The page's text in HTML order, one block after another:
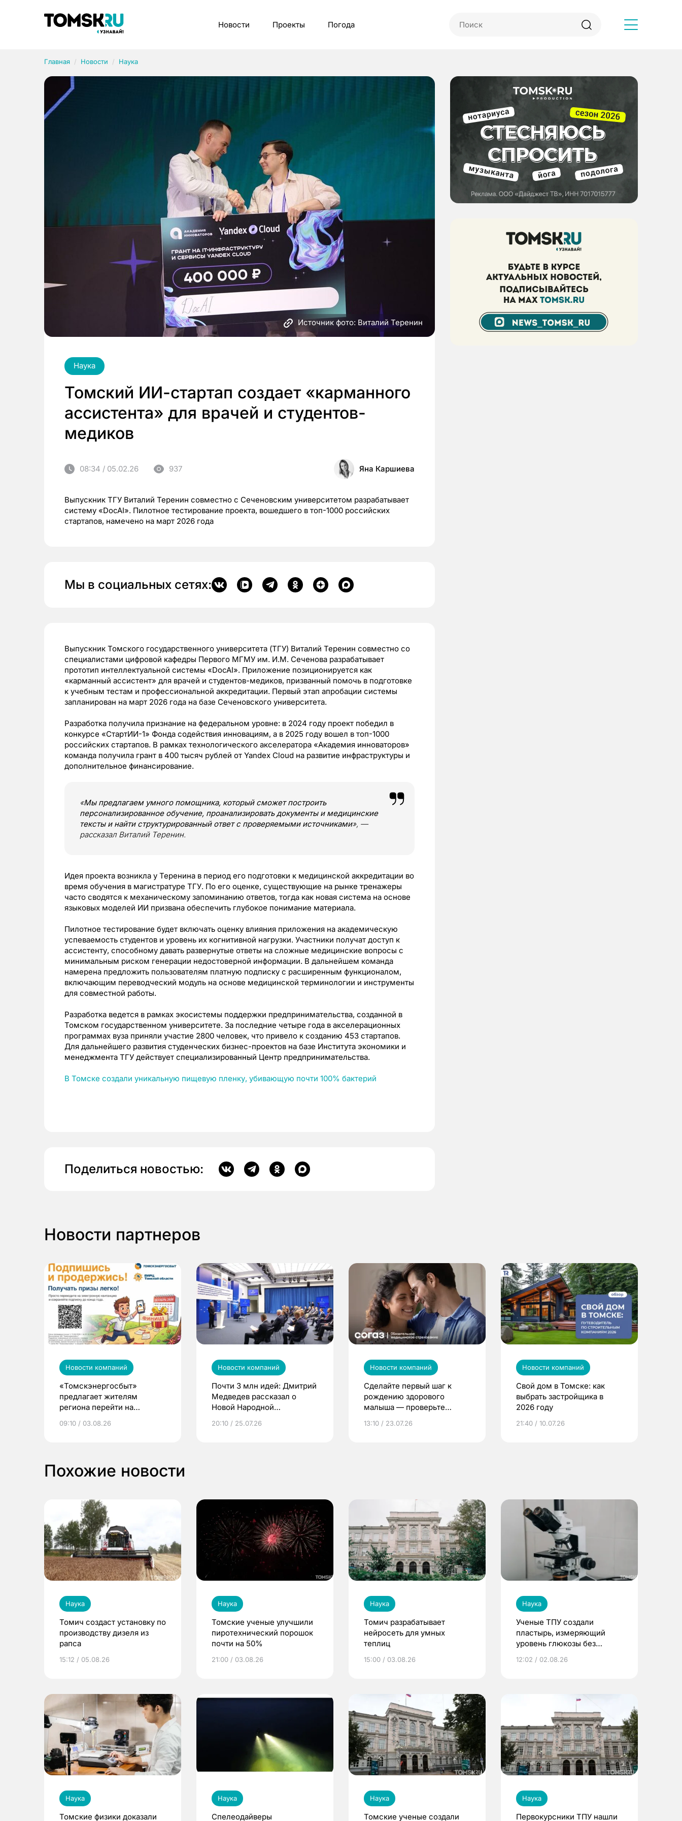
Новости Проекты Погода
Главная Новости Наука
Источник фото: Виталий Теренин
Наука
Томский ИИ-стартап создает «карманного
ассистента» для врачей и студентов-
медиков
08:34 / 05.02.26 937 Яна Каршиева
Выпускник ТГУ Виталий Теренин совместно с Сеченовским университетом разрабатывает
систему «DocAI». Пилотное тестирование проекта, вошедшего в топ-1000 российских
стартапов, намечено на март 2026 года
Мы в социальных сетях:
Выпускник Томского государственного университета (ТГУ) Виталий Теренин совместно со
специалистами цифровой кафедры Первого МГМУ им. И.М. Сеченова разрабатывает
прототип интеллектуальной системы «DocAI». Приложение позиционируется как
«карманный ассистент» для врачей и студентов-медиков, призванный помочь в подготовке
к учебным тестам и профессиональной аккредитации. Первый этап апробации системы
запланирован на март 2026 года на базе Сеченовского университета.
Разработка получила признание на федеральном уровне: в 2024 году проект победил в
конкурсе «СтартИИ-1» Фонда содействия инновациям, а в 2025 году вошел в топ-1000
российских стартапов. В рамках технологического акселератора «Академия инноваторов»
команда получила грант в 400 тысяч рублей от Yandex Cloud на развитие инфраструктуры и
дополнительное финансирование.
«Мы предлагаем умного помощника, который сможет построить
персонализированное обучение, проанализировать документы и медицинские
тексты и найти структурированный ответ с проверяемыми источниками», —
рассказал Виталий Теренин.
Идея проекта возникла у Теренина в период его подготовки к медицинской аккредитации во
время обучения в магистратуре ТГУ. По его оценке, существующие на рынке тренажеры
часто сводятся к механическому запоминанию ответов, тогда как новая система на основе
языковых моделей ИИ призвана обеспечить глубокое понимание материала.
Пилотное тестирование будет включать оценку влияния приложения на академическую
успеваемость студентов и уровень их когнитивной нагрузки. Участники получат доступ к
ассистенту, способному давать развернутые ответы на сложные медицинские вопросы с
минимальным риском генерации недостоверной информации. В дальнейшем команда
намерена предложить пользователям платную подписку с расширенным функционалом,
включающим переводческий модуль на основе медицинской терминологии и инструменты
для совместной работы.
Разработка ведется в рамках экосистемы поддержки предпринимательства, созданной в
Томском государственном университете. За последние четыре года в акселерационных
программах вуза приняли участие 2800 человек, что привело к созданию 453 стартапов.
Для дальнейшего развития студенческих бизнес-проектов на базе Института экономики и
менеджмента ТГУ действует специализированный Центр предпринимательства.
В Томске создали уникальную пищевую пленку, убивающую почти 100% бактерий
Поделиться новостью:
Новости партнеров
Новости компаний
«Томскэнергосбыт»
предлагает жителям
региона перейти на
выиграть призы
09:10 / 03.08.26
Новости компаний
Почти 3 млн идей: Дмитрий
Медведев рассказал о
Новой Народной
20:10 / 25.07.26
Новости компаний
Сделайте первый шаг к
рождению здорового
малыша — проверьте
по ОМС!
13:10 / 23.07.26
Новости компаний
Свой дом в Томске: как
выбрать застройщика в
2026 году
21:40 / 10.07.26
Похожие новости
Наука
Томич создаст установку по
производству дизеля из
рапса
15:12 / 05.08.26
Наука
Томские ученые улучшили
пиротехнический порошок
почти на 50%
21:00 / 03.08.26
Наука
Томич разрабатывает
нейросеть для умных
теплиц
15:00 / 03.08.26
Наука
Ученые ТПУ создали
пластырь, измеряющий
уровень глюкозы без
12:02 / 02.08.26
Наука
Томские физики доказали
Наука
Спелеодайверы
Наука
Томские ученые создали
Наука
Первокурсники ТПУ нашли
Рубрики